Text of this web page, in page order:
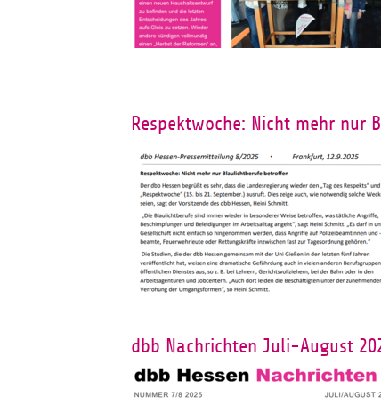
Respektwoche: Nicht mehr nur
dbb Nachrichten Juli-August